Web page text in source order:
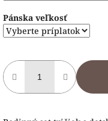
Pánska veľkosť